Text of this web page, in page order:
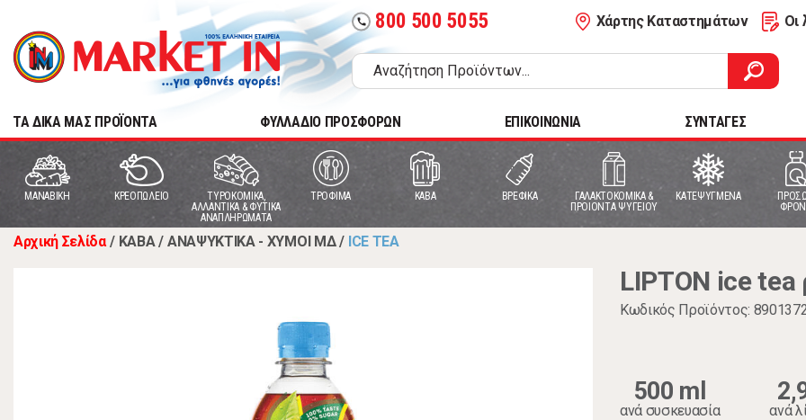
call 800 500 5055 Χάρτης Καταστημάτων Οι
TA ΔΙΚΑ ΜΑΣ ΠΡΟΪΟΝΤΑ ΦΥΛΛΑΔΙΟ ΠΡΟΣΦΟΡΩΝ ΕΠΙΚΟΙΝΩΝΙΑ ΣΥΝΤΑΓΕΣ
MANABIKH ΚΡΕΟΠΩΛΕΙΟ
ΤΥΡΟΚΟΜΙΚΑ,
ΑΛΛΑΝΤΙΚΑ & ΦΥΤΙΚΑ
ΑΝΑΠΛΗΡΩΜΑΤΑ
ΤΡΟΦΙΜΑ ΚΑΒΑ ΒΡΕΦΙΚΑ
ΓΑΛΑΚΤΟΚΟΜΙΚΑ &
ΠΡΟΙΟΝΤΑ ΨΥΓΕΙΟΥ
ΚΑΤΕΨΥΓΜΕΝΑ
Αρχική Σελίδα / ΚΑΒΑ / ΑΝΑΨΥΚΤΙΚΑ - ΧΥΜΟΙ ΜΔ / ICE TEA
LIPTON ice
Κωδικός Προϊόντος:
500 ml
ανά συσκευασία ανά